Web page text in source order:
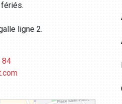
ligne 2.
84